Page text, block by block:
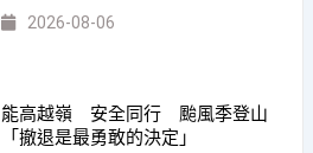
2026-08-06
能高越嶺 安全同行 颱風季登山
「撤退是最勇敢的決定」